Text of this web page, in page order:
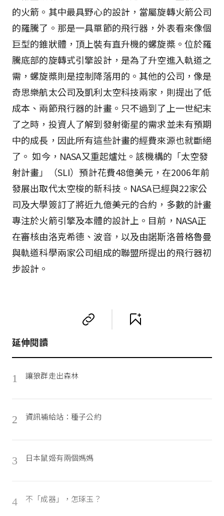
的火箭。其中最具野心的設計，當屬旋轉火箭公司
的羅騰了。那是一具單節的飛行器，外表看來像個
巨型的錐狀體，頂上裝有直升機的螺旋槳。位於羅
騰底部的旋轉式引擎設計，是為了升空進入軌道之
需，螺旋槳則是控制降落用的。其他的公司，像是
奇思樂航太公司及凱利太空科技兩家，則提出了低
成本、兩節飛行器的計畫。只不過到了上一世紀末
了之時，投資人了解到發射衛星的需求並未有預期
中的成長，因此所有這些計畫的經費來源也就斷絕
了。 如今，NASA又重起爐灶。該機構的「太空發
射計畫」（SLI）預計花費48億美元，在2006年前
發展出取代太空梭的新科技。NASA已經與22家公
司及大學簽訂了將近九億美元的合約，多數的計畫
專注於火箭引擎及本體的設計上。目前，NASA正
在審核由洛克希德、波音，以及由諾斯洛普格魯曼
與軌道科學兩家公司組成的聯盟所提出的飛行器初
步設計。
延伸閱讀
1 讓狼群走出森林
2 資訊補給站：種子公約
3 日本鼠姬有兩個媽媽
4 不「成器」，怎琢玉？